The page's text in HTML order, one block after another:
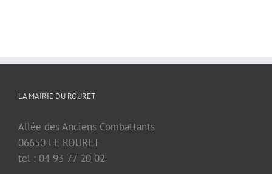
LA MAIRIE DU ROURET
Allée des Anciens Combattants
06650 LE ROURET
tel : 04 93 77 20 02